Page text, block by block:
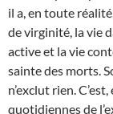
il a, en toute
de virginité, la vie
active et la vie
sainte des morts.
n’exclut rien.
quotidiennes de